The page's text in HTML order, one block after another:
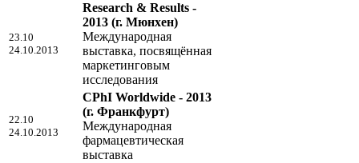
23.10
24.10.2013
Research & Results -
2013 (г. Мюнхен)
Международная
выставка, посвящённая
маркетинговым
исследования
22.10
24.10.2013
CPhI Worldwide - 2013
(г. Франкфурт)
Международная
фармацевтическая
выставка